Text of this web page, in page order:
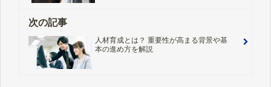
次の記事
人材育成とは？ 重要性が高まる背景や基
本の進め方を解説